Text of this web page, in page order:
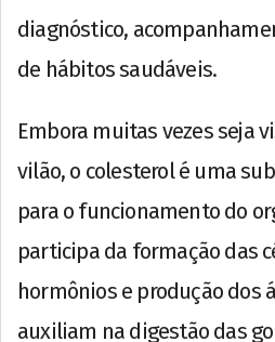
diagnóstico,
de hábitos saudáveis.
Embora muitas vezes seja
vilão, o colesterol é uma
para o funcionamento do
participa da formação das
hormônios e produção dos
auxiliam na digestão das